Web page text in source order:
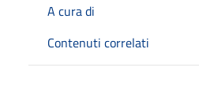
A cura di
Contenuti correlati